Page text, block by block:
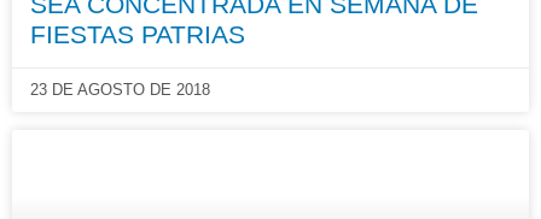
FIESTAS PATRIAS
23 DE AGOSTO DE 2018